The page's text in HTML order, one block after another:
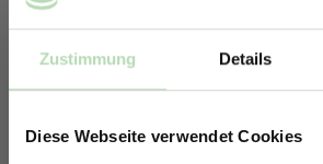
Zustimmung Details
Diese Webseite verwendet Cookies